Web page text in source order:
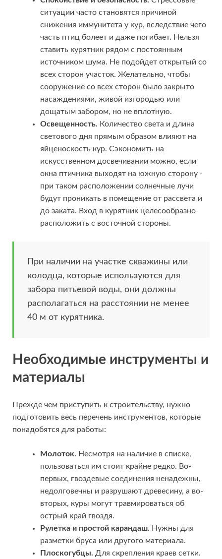
ситуации часто становятся причиной
снижения иммунитета у кур, вследствие чего
часть птиц болеет и даже погибает. Нельзя
ставить курятник рядом с постоянным
источником шума. Не подойдет открытый со
всех сторон участок. Желательно, чтобы
сооружение со всех сторон было закрыто
насаждениями, живой изгородью или
дощатым забором, но не вплотную.
Освещенность. Количество света и длина
светового дня прямым образом влияют на
яйценоскость кур. Сэкономить на
искусственном досвечивании можно, если
окна птичника выходят на южную сторону -
при таком расположении солнечные лучи
будут проникать в помещение от рассвета и
до заката. Вход в курятник целесообразно
расположить с восточной стороны.
При наличии на участке скважины или
колодца, которые используются для
забора питьевой воды, они должны
располагаться на расстоянии не менее
40 м от курятника.
Необходимые инструменты и
материалы
Прежде чем приступить к строительству, нужно
подготовить весь перечень инструментов, которые
понадобятся для работы:
Молоток. Несмотря на наличие в списке,
пользоваться им стоит крайне редко. Во-
первых, гвоздевые соединения ненадежны,
недолговечны и разрушают древесину, а во-
вторых, куры могут травмироваться об
острый край гвоздя.
Рулетка и простой карандаш. Нужны для
разметки бруса или другого материала.
Плоскогубцы. Для скрепления краев сетки.